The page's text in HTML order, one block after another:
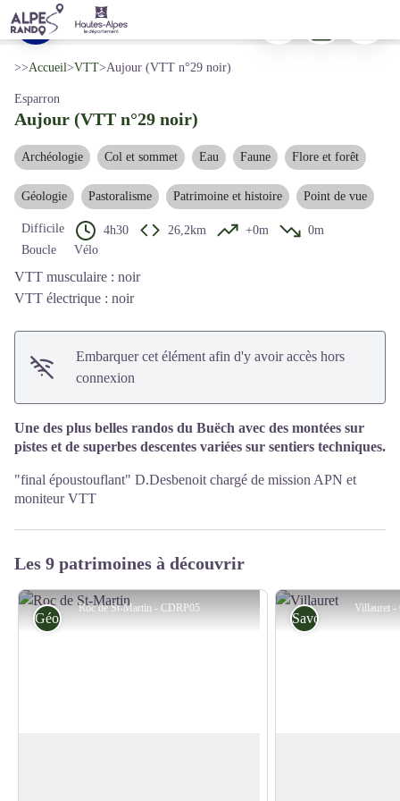
Aujour (VTT n°29 noir)
Voir l'image en plein écran
>>Accueil>VTT>Aujour (VTT n°29 noir)
Esparron
Aujour (VTT n°29 noir)
Archéologie Col et sommet Eau Faune Flore et forêt
Géologie Pastoralisme Patrimoine et histoire Point de vue
Difficile 4h30 26,2km +0m
0m
Boucle
Vélo
VTT musculaire : noir
VTT électrique : noir
Embarquer cet élément afin d'y avoir accès hors
connexion
Une des plus belles randos du Buëch avec des montées sur
pistes et de superbes descentes variées sur sentiers techniques.
"final époustouflant" D.Desbenoit chargé de mission APN et
moniteur VTT
Les 9 patrimoines à découvrir
Roc de St-Martin - CDRP05
Géologie
Villauret -
Savoir-faire